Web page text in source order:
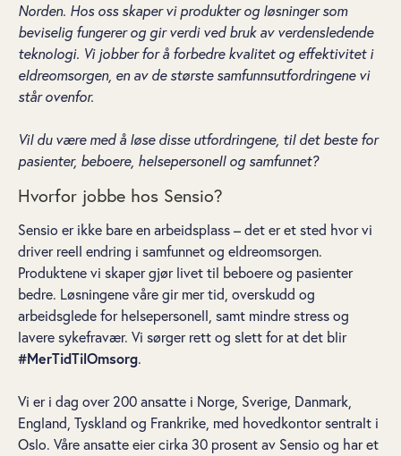
Norden. Hos oss skaper vi produkter og løsninger som
beviselig fungerer og gir verdi ved bruk av verdensledende
teknologi. Vi jobber for å forbedre kvalitet og effektivitet i
eldreomsorgen, en av de største samfunnsutfordringene vi
står ovenfor.
Vil du være med å løse disse utfordringene, til det beste for
pasienter, beboere, helsepersonell og samfunnet?
Hvorfor jobbe hos Sensio?
Sensio er ikke bare en arbeidsplass – det er et sted hvor vi
driver reell endring i samfunnet og eldreomsorgen.
Produktene vi skaper gjør livet til beboere og pasienter
bedre. Løsningene våre gir mer tid, overskudd og
arbeidsglede for helsepersonell, samt mindre stress og
lavere sykefravær. Vi sørger rett og slett for at det blir
#MerTidTilOmsorg.
Vi er i dag over 200 ansatte i Norge, Sverige, Danmark,
England, Tyskland og Frankrike, med hovedkontor sentralt i
Oslo. Våre ansatte eier cirka 30 prosent av Sensio og har et